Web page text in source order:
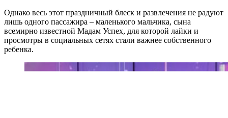
Однако весь этот праздничный блеск и развлечения не радуют
лишь одного пассажира – маленького мальчика, сына
всемирно известной Мадам Успех, для которой лайки и
просмотры в социальных сетях стали важнее собственного
ребенка.